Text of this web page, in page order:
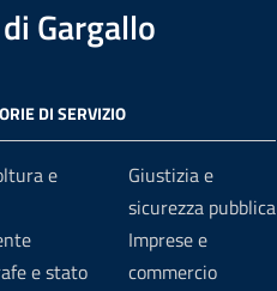
Gargallo
DI SERVIZIO
e
e stato
Giustizia e
sicurezza pubblica
Imprese e
commercio